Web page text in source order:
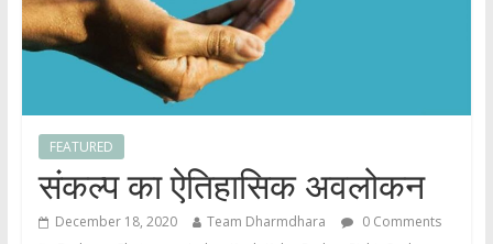
FEATURED
संकल्प का ऐतिहासिक अवलोकन
December 18, 2020 Team Dharmdhara
0 Comments